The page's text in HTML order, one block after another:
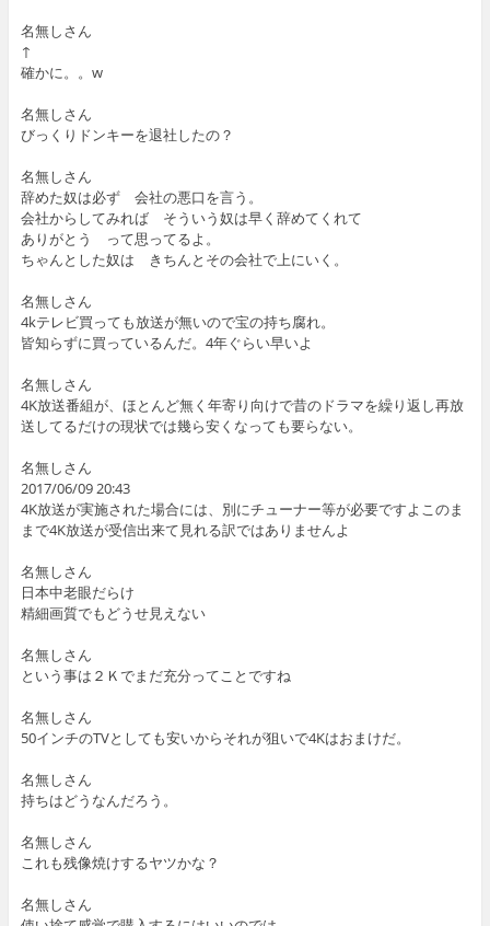
名無しさん
↑
確かに。。w
名無しさん
びっくりドンキーを退社したの？
名無しさん
辞めた奴は必ず 会社の悪口を言う。
会社からしてみれば そういう奴は早く辞めてくれて
ありがとう って思ってるよ。
ちゃんとした奴は きちんとその会社で上にいく。
名無しさん
4kテレビ買っても放送が無いので宝の持ち腐れ。
皆知らずに買っているんだ。4年ぐらい早いよ
名無しさん
4K放送番組が、ほとんど無く年寄り向けで昔のドラマを繰り返し再放
送してるだけの現状では幾ら安くなっても要らない。
名無しさん
2017/06/09 20:43
4K放送が実施された場合には、別にチューナー等が必要ですよこのま
まで4K放送が受信出来て見れる訳ではありませんよ
名無しさん
日本中老眼だらけ
精細画質でもどうせ見えない
名無しさん
という事は２Ｋでまだ充分ってことですね
名無しさん
50インチのTVとしても安いからそれが狙いで4Kはおまけだ。
名無しさん
持ちはどうなんだろう。
名無しさん
これも残像焼けするヤツかな？
名無しさん